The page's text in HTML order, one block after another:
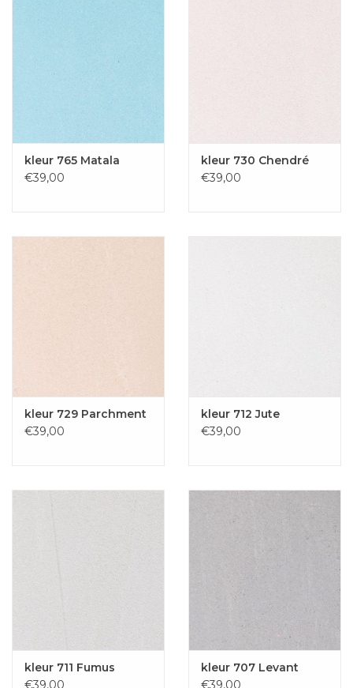
kleur 765 Matala
€39,00
kleur 730 Chendré
€39,00
kleur 729 Parchment
€39,00
kleur 712 Jute
€39,00
kleur 711 Fumus
€39,00
kleur 707 Levant
€39,00